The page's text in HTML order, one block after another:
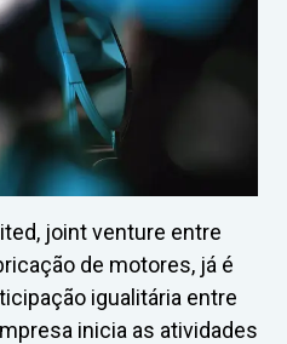
joint venture entre
de motores, já é
igualitária entre
inicia as atividades